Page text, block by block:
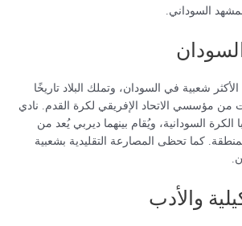
السوداني.
شعبية في السودان، وتملك البلاد تاريخًا
من مؤسسي الاتحاد الإفريقي لكرة القدم. نادي
الكرة السودانية، ويُقام بينهما ديربي يُعد من
كما تحظى المصارعة التقليدية بشعبية
والأدب